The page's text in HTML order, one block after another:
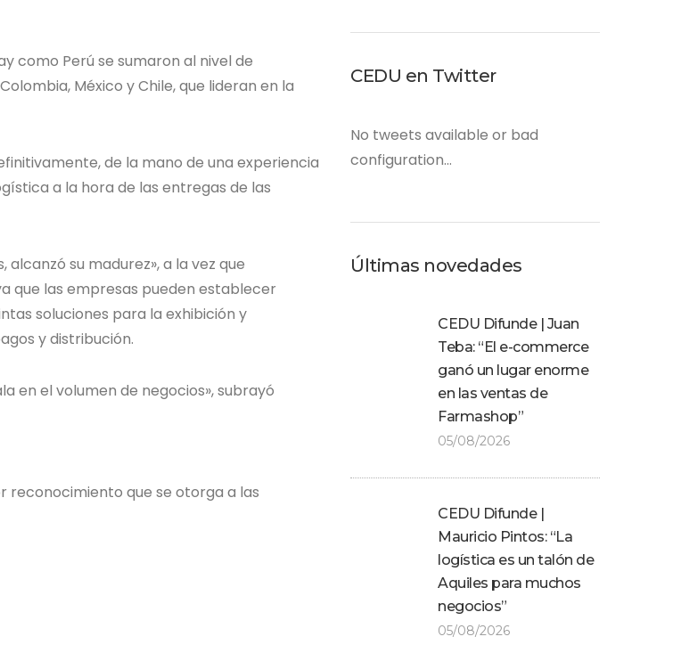
como Perú se sumaron al nivel de
México y Chile, que lideran en la
de la mano de una experiencia
a la hora de las entregas de las
su madurez», a la vez que
que las empresas pueden establecer
soluciones para la exhibición y
y distribución.
en el volumen de negocios», subrayó
reconocimiento que se otorga a las
CEDU en Twitter
No tweets available or bad
configuration...
Últimas novedades
CEDU Difunde | Juan
Teba: “El e-commerce
ganó un lugar enorme
en las ventas de
Farmashop”
05/08/2026
CEDU Difunde |
Mauricio Pintos: “La
logística es un talón de
Aquiles para muchos
negocios”
05/08/2026